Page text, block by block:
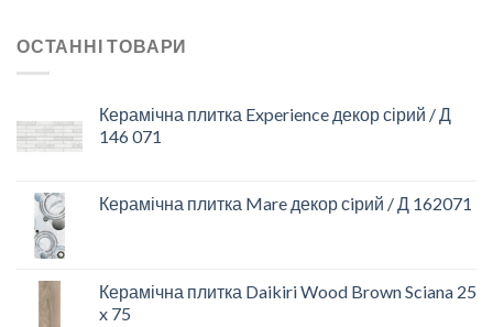
ОСТАННІ ТОВАРИ
Керамічна плитка Experience декор сірий / Д
146 071
Керамічна плитка Mare декор сiрий / Д 162071
Керамічна плитка Daikiri Wood Brown Sciana 25
x 75